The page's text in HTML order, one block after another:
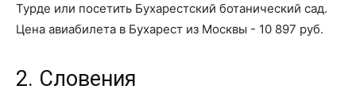
Турде или посетить Бухарестский ботанический сад.
Цена авиабилета в Бухарест из Москвы - 10 897 руб.
2. Словения